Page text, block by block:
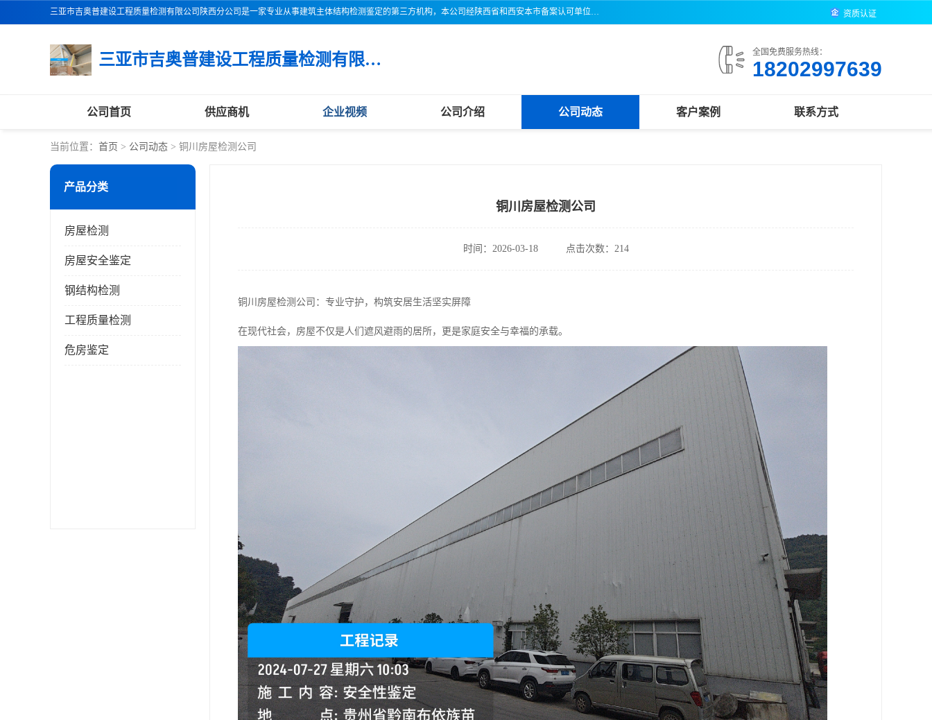
三亚市吉奥普建设工程质量检测有限公司陕西分公司是一家专业从事建筑主体结构检测鉴定的第三方机构，本公司经陕西省和西安本市备案认可单位，公司各项检测仪器设备齐全，检测人员经过严格训练，熟练掌握各项仪器设备的操作及维护工作，检测人员全部取得了资格证书，以保证质量管理体系的有效运行， 保证检测工作的公正性、科学性和准确性，更好地为社会服务。 资质认证
三亚市吉奥普建设工程质量检测有限公司陕西分公司 全国免费服务热线：
18202997639
公司首页 供应商机 企业视频 公司介绍 公司动态 客户案例 联系方式
当前位置： 首页 > 公司动态 > 铜川房屋检测公司
产品分类
房屋检测
房屋安全鉴定
钢结构检测
工程质量检测
危房鉴定
铜川房屋检测公司
时间：2026-03-18 点击次数：214
铜川房屋检测公司：专业守护，构筑安居生活坚实屏障
在现代社会，房屋不仅是人们遮风避雨的居所，更是家庭安全与幸福的承载。